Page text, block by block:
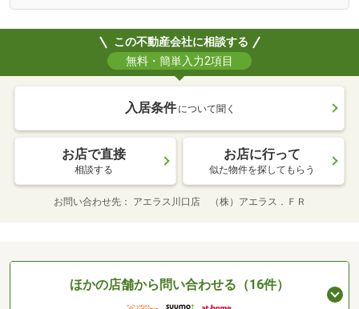
この不動産会社に相談する
無料・簡単入力2項目
入居条件 について聞く
お店で直接
相談する
お店に行って
似た物件を探してもらう
お問い合わせ先 アエラス川口店 （株）アエラス．ＦＲ
ほかの店舗から問い合わせる（16件）